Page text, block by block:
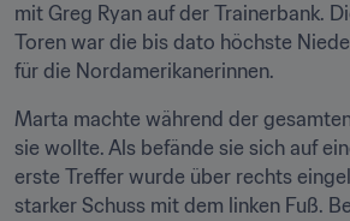
mit Greg Ryan auf der Trainerbank.
Toren war die bis dato höchste
für die Nordamerikanerinnen.
Marta machte während der
sie wollte. Als befände sie sich auf
erste Treffer wurde über rechts
starker Schuss mit dem linken Fuß.